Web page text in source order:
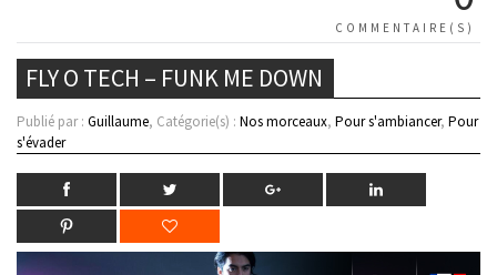
COMMENTAIRE(S)
FLY O TECH – FUNK ME DOWN
Publié par : Guillaume, Catégorie(s) : Nos morceaux, Pour s'ambiancer, Pour
s'évader